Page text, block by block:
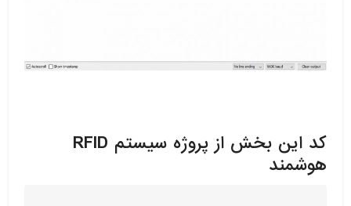
کد این بخش از پروژه سیستم RFID
هوشمند